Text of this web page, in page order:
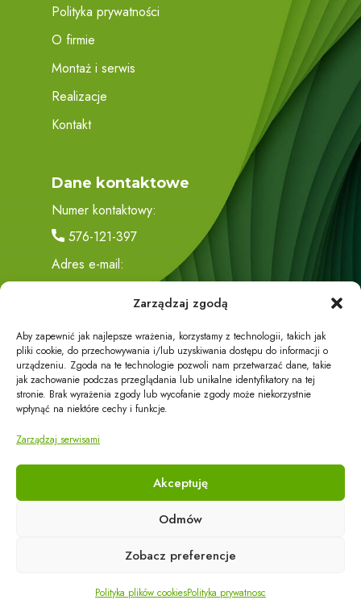
Zarządzaj zgodą
Aby zapewnić jak najlepsze wrażenia, korzystamy z technologii, takich jak
pliki cookie, do przechowywania i/lub uzyskiwania dostępu do informacji o
urządzeniu. Zgoda na te technologie pozwoli nam przetwarzać dane, takie
jak zachowanie podczas przeglądania lub unikalne identyfikatory na tej
stronie. Brak wyrażenia zgody lub wycofanie zgody może niekorzystnie
wpłynąć na niektóre cechy i funkcje.
Zarządzaj serwisami
Akceptuję
Odmów
Zobacz preferencje
Polityka plików cookiesPolityka prywatnosc
Polityka prywatności
O firmie
Montaż i serwis
Realizacje
Kontakt
Dane kontaktowe
Numer kontaktowy:
576-121-397
Adres e-mail:
Trzciana 419
36-071 Trzciana
Działalność firmy dzieli się na część handlową i część
W części usługowej oferujemy Państwu profesjonalny